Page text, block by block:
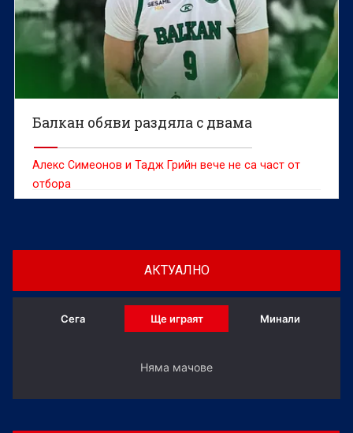
Балкан обяви раздяла с двама
Алекс Симеонов и Тадж Грийн вече не са част от
отбора
АКТУАЛНО
Сега Ще играят Минали
Няма мачове